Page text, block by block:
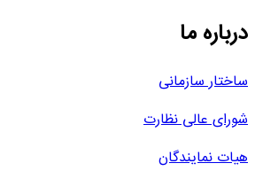
درباره ما
ساختار سازمانی
شورای عالی نظارت
هیات نمایندگان